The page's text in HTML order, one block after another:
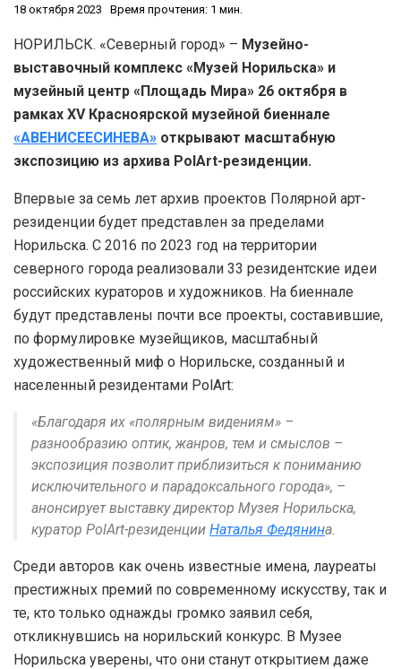
18 октября 2023 Время прочтения: 1 мин.
НОРИЛЬСК. «Северный город» – Музейно-
выставочный комплекс «Музей Норильска» и
музейный центр «Площадь Мира» 26 октября в
рамках XV Красноярской музейной биеннале
«АВЕНИСЕЕСИНЕВА» открывают масштабную
экспозицию из архива PolArt-резиденции.
Впервые за семь лет архив проектов Полярной арт-
резиденции будет представлен за пределами
Норильска. С 2016 по 2023 год на территории
северного города реализовали 33 резидентские идеи
российских кураторов и художников. На биеннале
будут представлены почти все проекты, составившие,
по формулировке музейщиков, масштабный
художественный миф о Норильске, созданный и
населенный резидентами PolArt:
«Благодаря их «полярным видениям» –
разнообразию оптик, жанров, тем и смыслов –
экспозиция позволит приблизиться к пониманию
исключительного и парадоксального города», –
анонсирует выставку директор Музея Норильска,
куратор PolArt-резиденции Наталья Федянина.
Среди авторов как очень известные имена, лауреаты
престижных премий по современному искусству, так и
те, кто только однажды громко заявил себя,
откликнувшись на норильский конкурс. В Музее
Норильска уверены, что они станут открытием даже